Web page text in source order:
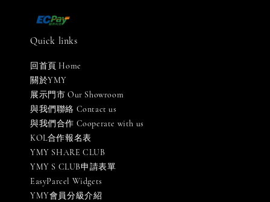
Quick links
回首頁 Home
關於YMY
展示門市 Our Showroom
與我們聯絡 Contact us
與我們合作 Cooperate with us
KOL合作報名表
YMY SHARE CLUB
YMY S CLUB申請表單
EasyParcel Widgets
YMY會員分級介紹